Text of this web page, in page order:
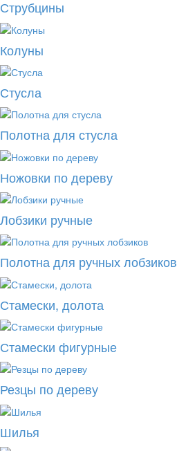
Струбцины
Колуны
Стусла
Полотна для стусла
Ножовки по дереву
Лобзики ручные
Полотна для ручных лобзиков
Стамески, долота
Стамески фигурные
Резцы по дереву
Шилья